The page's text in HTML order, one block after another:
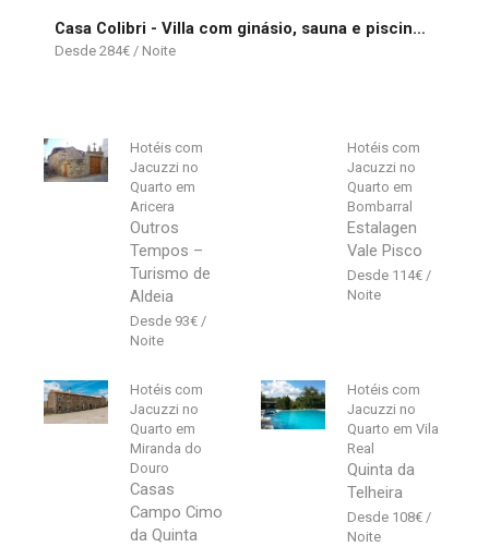
Casa Colibri - Villa com ginásio, sauna e piscina aquecida
284€
Hotéis com
Jacuzzi no
Quarto em
Aricera
Outros
Tempos –
Turismo de
Aldeia
93€
Hotéis com
Jacuzzi no
Quarto em
Bombarral
Estalagen
Vale Pisco
114€
Hotéis com
Jacuzzi no
Quarto em
Miranda do
Douro
Casas
Campo Cimo
da Quinta
Hotéis com
Jacuzzi no
Quarto em Vila
Real
Quinta da
Telheira
108€